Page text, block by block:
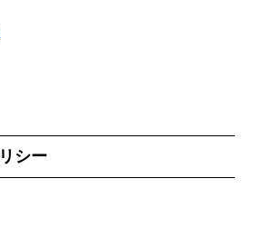
シー